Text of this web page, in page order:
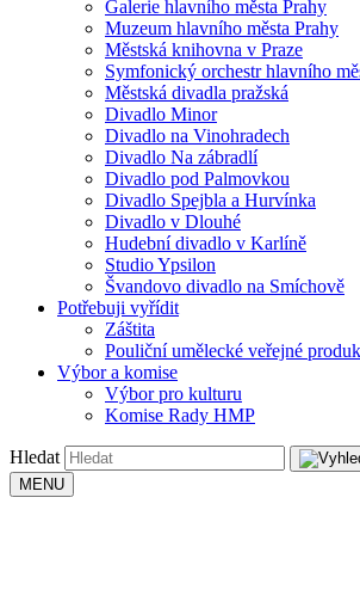
Galerie hlavního města Prahy
Muzeum hlavního města Prahy
Městská knihovna v Praze
Symfonický orchestr hlavního
Městská divadla pražská
Divadlo Minor
Divadlo na Vinohradech
Divadlo Na zábradlí
Divadlo pod Palmovkou
Divadlo Spejbla a Hurvínka
Divadlo v Dlouhé
Hudební divadlo v Karlíně
Studio Ypsilon
Švandovo divadlo na Smíchově
Potřebuji vyřídit
Záštita
Pouliční umělecké veřejné
Výbor a komise
Výbor pro kulturu
Komise Rady HMP
Hledat
MENU